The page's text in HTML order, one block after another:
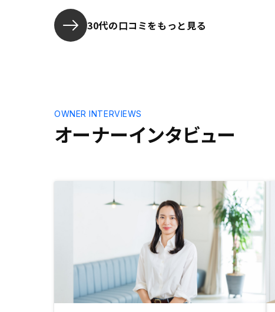
30代の口コミをもっと見る
オーナーインタビュー
OWNER INTERVIEWS